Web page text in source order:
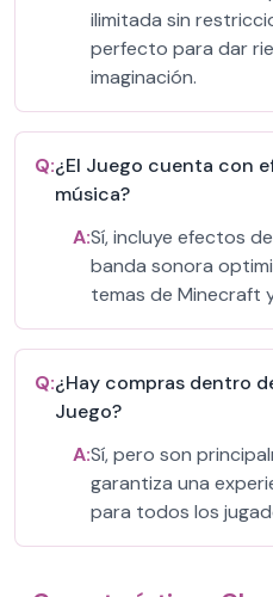
ilimitada sin
perfecto para dar
imaginación.
Q:¿El Juego cuenta con
música?
A:Sí, incluye efectos
banda sonora
temas de Minecraft
Q:¿Hay compras dentro
Juego?
A:Sí, pero son
garantiza una
para todos los